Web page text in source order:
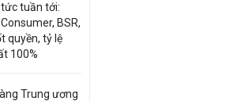
tức tuần tới:
BSR,
quyền, tỷ lệ
100%
Trung ương